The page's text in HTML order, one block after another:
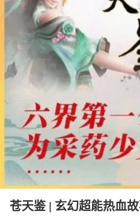
女裝 男裝
HOT
苍天鉴 | 玄幻超能热血故